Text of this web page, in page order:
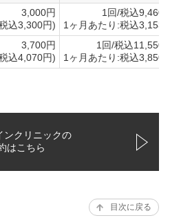
3,000円
込3,300円)
1回/税込9,460
1ヶ月あたり:税込3,153
3,700円
込4,070円)
1回/税込11,550
1ヶ月あたり:税込3,850
ンクリニックの
はこちら
目次に戻る